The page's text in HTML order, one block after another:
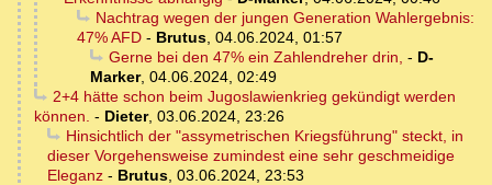
Nachtrag wegen der jungen Generation Wahlergebnis:
47% AFD - Brutus, 04.06.2024, 01:57
Gerne bei den 47% ein Zahlendreher drin, - D-
Marker, 04.06.2024, 02:49
2+4 hätte schon beim Jugoslawienkrieg gekündigt werden
können. - Dieter, 03.06.2024, 23:26
Hinsichtlich der "assymetrischen Kriegsführung" steckt, in
dieser Vorgehensweise zumindest eine sehr geschmeidige
Eleganz - Brutus, 03.06.2024, 23:53